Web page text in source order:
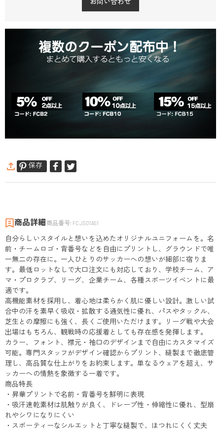
お問い合わせ
保存
商品詳細 商品番号: FCJS01461
自分らしいスタイルと想いを込めたオリジナルユニフォームを。名
前・チームロゴ・背番号などを自由にプリントし、グラウンドで唯
一無二の存在に。一人ひとりのサッカーへの想いが細部に宿りま
す。最低ロットなしで大口注文にも対応しており、学校チーム、ア
マ・プロクラブ、リーグ、企業チーム、各種スポーツイベントに最
適です。
高機能素材を採用し、着心地は柔らかく肌に優しい設計。激しい試
合中の汗を素早く吸収・拡散する通気性に優れ、パスやタックル、
芝生との摩擦にも強く、長くご使用いただけます。リーグ戦や大会
出場はもちろん、観戦時の応援着としても存在感を発揮します。
カラー、フォント、襟元・袖口のデザインまで自由にカスタマイズ
可能。専門スタッフがデザイン確認からプリント、縫製まで徹底管
理し、高品質な仕上がりをお約束します。単なるウェアを超え、サ
ッカーへの情熱を象徴する一着です。
商品特長
・昇華プリントで名前・背番号を鮮明に表現
・吸汗速乾素材は肌触りが良く、ドレープ性・伸縮性に優れ、型崩
れやシワになりにくい
・スポーティーなシルエットと丁寧な縫製で、ほつれにくく丈夫